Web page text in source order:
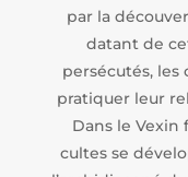
par la
datant de
persécutés,
pratiquer leur
Dans le Vexin
cultes se